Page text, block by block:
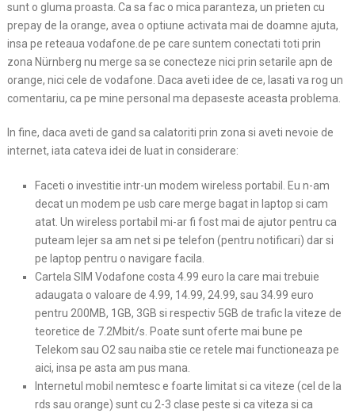
sunt o gluma proasta. Ca sa fac o mica paranteza, un prieten cu
prepay de la orange, avea o optiune activata mai de doamne ajuta,
insa pe reteaua vodafone.de pe care suntem conectati toti prin
zona Nürnberg nu merge sa se conecteze nici prin setarile apn de
orange, nici cele de vodafone. Daca aveti idee de ce, lasati va rog un
comentariu, ca pe mine personal ma depaseste aceasta problema.
In fine, daca aveti de gand sa calatoriti prin zona si aveti nevoie de
internet, iata cateva idei de luat in considerare:
Faceti o investitie intr-un modem wireless portabil. Eu n-am
decat un modem pe usb care merge bagat in laptop si cam
atat. Un wireless portabil mi-ar fi fost mai de ajutor pentru ca
puteam lejer sa am net si pe telefon (pentru notificari) dar si
pe laptop pentru o navigare facila.
Cartela SIM Vodafone costa 4.99 euro la care mai trebuie
adaugata o valoare de 4.99, 14.99, 24.99, sau 34.99 euro
pentru 200MB, 1GB, 3GB si respectiv 5GB de trafic la viteze de
teoretice de 7.2Mbit/s. Poate sunt oferte mai bune pe
Telekom sau O2 sau naiba stie ce retele mai functioneaza pe
aici, insa pe asta am pus mana.
Internetul mobil nemtesc e foarte limitat si ca viteze (cel de la
rds sau orange) sunt cu 2-3 clase peste si ca viteza si ca